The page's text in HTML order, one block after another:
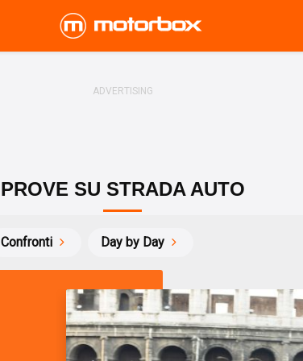
PROVE SU STRADA AUTO
Confronti Day by Day